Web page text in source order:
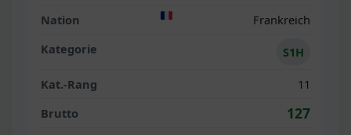
Frankreich
S1H
11
127